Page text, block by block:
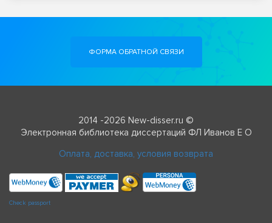
ФОРМА ОБРАТНОЙ СВЯЗИ
2014 -2026 New-disser.ru ©
Электронная библиотека диссертаций ФЛ Иванов Е О
Оплата, доставка, условия возврата
Check passport